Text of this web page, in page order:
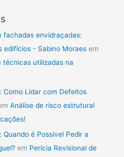
fachadas envidraçadas:
edifícios - Sabino Moraes em
técnicas utilizadas na
Como Lidar com Defeitos
Análise de risco estrutural
é Possível Pedir a
em Perícia Revisional de